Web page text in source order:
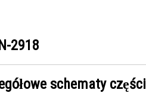
2918
schematy części